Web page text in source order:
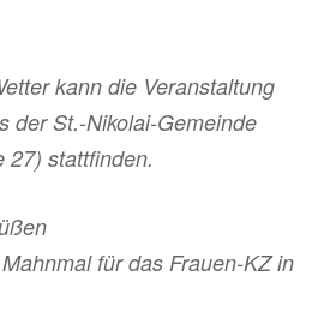
kann die Veranstaltung
der St.-Nikolai-Gemeinde
27) stattfinden.
für das Frauen-KZ in